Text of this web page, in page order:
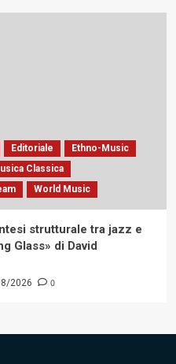
Editoriale
Ethno-Music
Classica
World Music
strutturale tra jazz e
Glass» di David
2026 0